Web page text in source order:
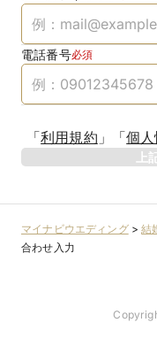
電話番号必須
「利用規約 」 「個
上
マイナビウエディング>結
合わせ入力